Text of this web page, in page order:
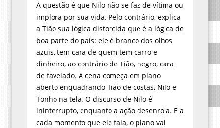
A questão é que Nilo não se faz de vítima ou
implora por sua vida. Pelo contrário, explica
a Tião sua lógica distorcida que é a lógica de
boa parte do país: ele é branco dos olhos
azuis, tem cara de quem tem carro e
dinheiro, ao contrário de Tião, negro, cara
de favelado. A cena começa em plano
aberto enquadrando Tião de costas, Nilo e
Tonho na tela. O discurso de Nilo é
ininterrupto, enquanto a ação desenrola. E a
cada momento que ele fala, o plano vai